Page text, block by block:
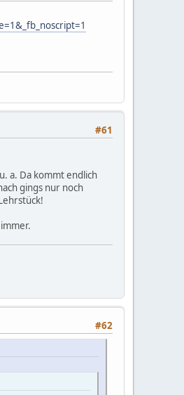
#61
a. Da kommt endlich
gings nur noch
#62